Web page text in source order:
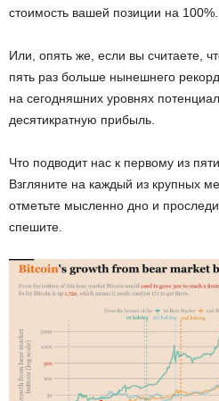
стоимость вашей позиции на 100%.
Или, опять же, если вы считаете,
пять раз больше нынешнего
на сегодняшних уровнях
десятикратную прибыль.
Что подводит нас к первому из
Взгляните на каждый из крупных
отметьте мысленно дно и
спешите.